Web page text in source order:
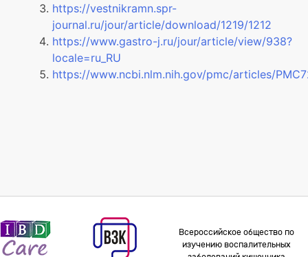
https://vestnikramn.spr-
journal.ru/jour/article/download/1219/1212
https://www.gastro-j.ru/jour/article/view/938?
locale=ru_RU
https://www.ncbi.nlm.nih.gov/pmc/articles/
Всероссийское общество по
изучению воспалительных